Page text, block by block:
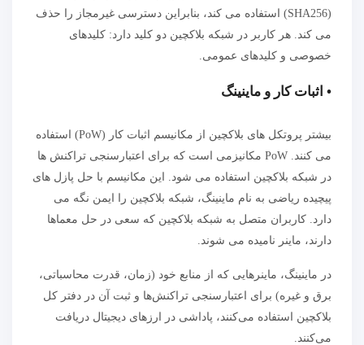
(SHA256) استفاده می کند، بنابراین دسترسی غیرمجاز را حذف
می کند. هر کاربر در شبکه بلاکچین دو کلید دارد: کلیدهای
خصوصی و کلیدهای عمومی.
• اثبات کار و ماینینگ
بیشتر پروتکل های بلاکچین از مکانیسم اثبات کار (PoW) استفاده
می کنند. PoW مکانیزمی است که برای اعتبارسنجی تراکنش ها
در شبکه بلاکچین استفاده می شود. این مکانیسم با حل پازل های
پیچیده ریاضی به نام ماینینگ، شبکه بلاکچین را ایمن نگه می
دارد. کاربران متصل به شبکه بلاکچین که سعی در حل معماها
دارند، ماینر نامیده می شوند.
در ماینینگ، ماینرهایی که از منابع خود (زمان، قدرت محاسباتی،
برق و غیره) برای اعتبارسنجی تراکنش‌ها و ثبت آن در دفتر کل
بلاکچین استفاده می‌کنند، پاداشی در ارزهای دیجیتال دریافت
می‌کنند.